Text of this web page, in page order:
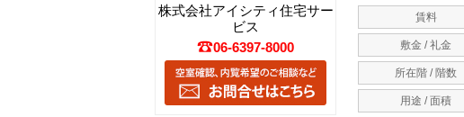
賃料
敷金 / 礼金
所在階 / 階数
用途 / 面積
株式会社アイシティ住宅サー
ビス
06-6397-8000